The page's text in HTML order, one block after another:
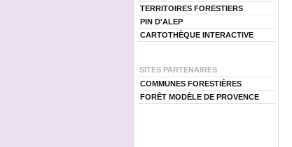
TERRITOIRES FORESTIERS
PIN D'ALEP
CARTOTHÈQUE INTERACTIVE
SITES PARTENAIRES
COMMUNES FORESTIÈRES
FORÊT MODÈLE DE PROVENCE